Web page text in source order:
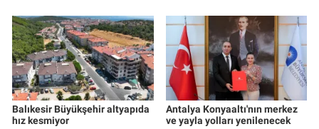
Balıkesir Büyükşehir altyapıda
hız kesmiyor
Antalya Konyaaltı'nın merkez
ve yayla yolları yenilenecek